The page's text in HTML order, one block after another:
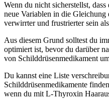
Wenn du nicht sicherstellst,
neue Variablen in die
verwirrter und frustrierter sein
Aus diesem Grund solltest du
optimiert ist, bevor du darüber
von Schilddrüsenmedikament
Du kannst eine Liste
Schilddrüsenmedikamente
wenn du mit L-Thyroxin